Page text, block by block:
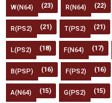
W(N64) (23) R(N64) (22)
R(PS2) (21) T(PS2) (21)
L(PS2) (18) F(N64) (17)
B(PSP) (16) F(PS2) (16)
A(N64) (15) G(PS2) (15)